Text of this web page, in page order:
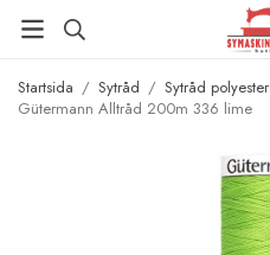
Startsida / Sytråd / Sytråd polyester
Gütermann Alltråd 200m 336 lime